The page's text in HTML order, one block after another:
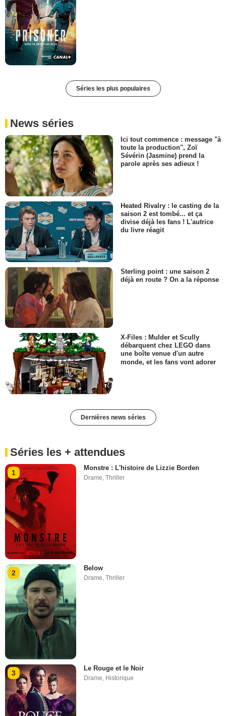
Séries les plus populaires
News séries
Ici tout commence : message "à
toute la production", Zoï
Sévérin (Jasmine) prend la
parole après ses adieux !
Heated Rivalry : le casting de la
saison 2 est tombé... et ça
divise déjà les fans ! L'autrice
du livre réagit
Sterling point : une saison 2
déjà en route ? On a la réponse
X-Files : Mulder et Scully
débarquent chez LEGO dans
une boîte venue d'un autre
monde, et les fans vont adorer
Dernières news séries
Séries les + attendues
1
Monstre : L'histoire de Lizzie Borden
Drame ,Thriller
2
Below
Drame,Thriller
3
Le Rouge et le Noir
Drame, Historique